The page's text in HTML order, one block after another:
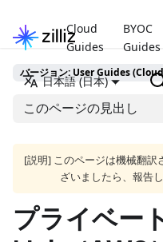
Cloud
Guides
BYOC
Guides
日本語 (日本)
バージョン: User Guides
このページの見出し
[説明] このページは機械翻
ざいましたら、報告
プライベー